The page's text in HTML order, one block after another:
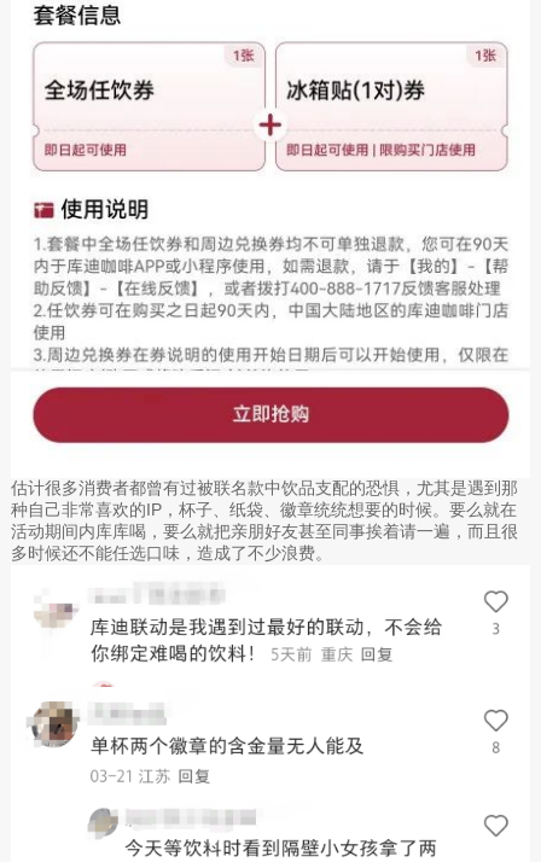
估计很多消费者都曾有过被联名款中饮品支配的恐惧，尤其是遇到那
种自己非常喜欢的IP，杯子、纸袋、徽章统统想要的时候。要么就在
活动期间内库库喝，要么就把亲朋好友甚至同事挨着请一遍，而且很
多时候还不能任选口味，造成了不少浪费。